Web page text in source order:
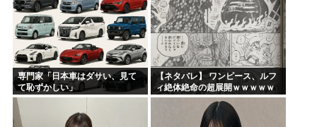
韓国人「地震で高市早苗ちゃんは北朝鮮の金正恩と比較され完...
山本五十六「明日は真珠湾攻撃か…なんやこれ、デスノート？...
専門家「日本車はダサい、見て
て恥ずかしい」
【ネタバレ】 ワンピース、ルフ
ィ絶体絶命の超展開ｗｗｗｗｗ
ｗｗｗｗｗｗｗｗｗｗｗｗｗｗ
ｗｗｗｗｗｗｗｗｗｗｗｗｗｗ
ｗｗｗｗｗｗｗｗｗｗｗｗ...